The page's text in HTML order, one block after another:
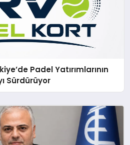
Padel Yatırımlarının
Sürdürüyor